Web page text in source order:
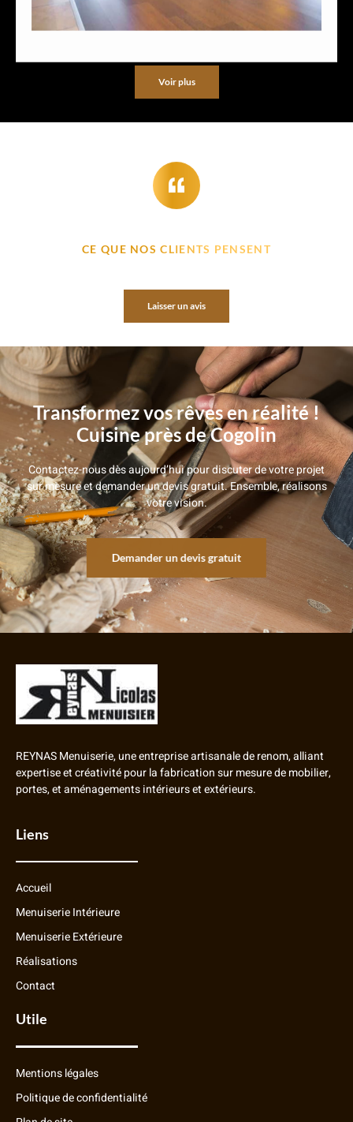
Voir plus
CE QUE NOS CLIENTS PENSENT
Laisser un avis
Transformez vos rêves en réalité !
Cuisine près de Cogolin
Contactez-nous dès aujourd’hui pour discuter de votre projet
sur mesure et demander un devis gratuit. Ensemble, réalisons
votre vision.
Demander un devis gratuit
REYNAS Menuiserie, une entreprise artisanale de renom, alliant
expertise et créativité pour la fabrication sur mesure de mobilier,
portes, et aménagements intérieurs et extérieurs.
Liens
Accueil
Menuiserie Intérieure
Menuiserie Extérieure
Réalisations
Contact
Utile
Mentions légales
Politique de confidentialité